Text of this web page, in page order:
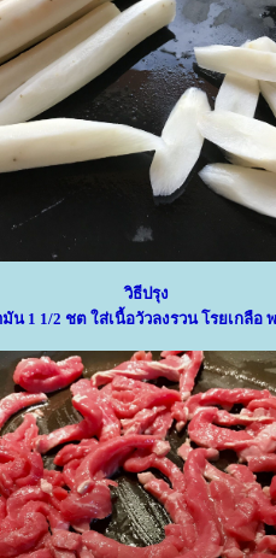
วิธีปรุง
น 1 1/2 ชต ใส่เนื้อวัวลงรวน โรยเกลือ